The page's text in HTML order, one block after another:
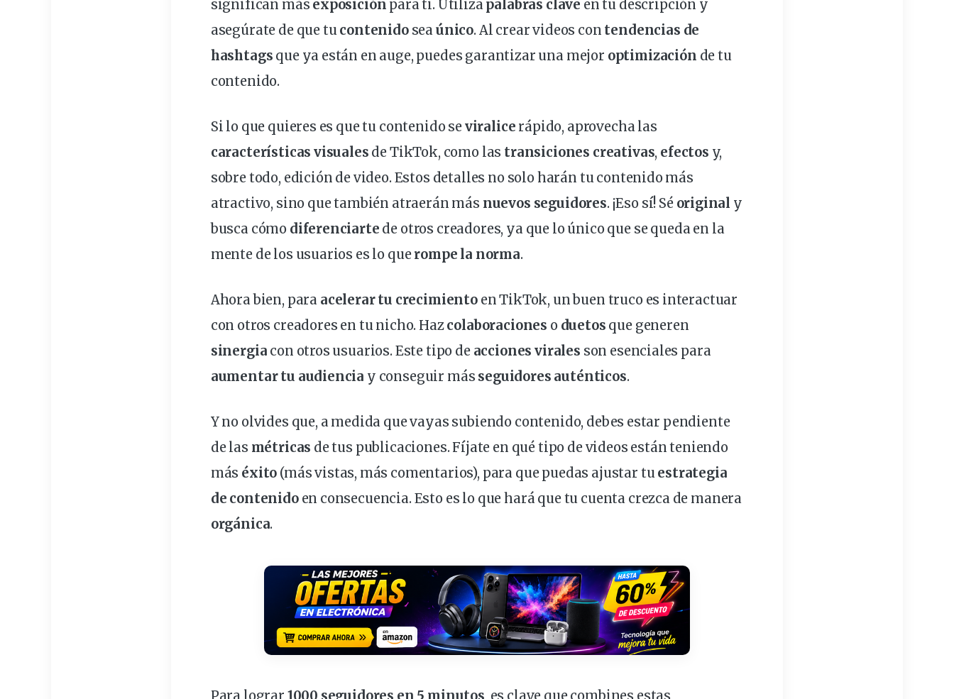
significan más exposición para ti. Utilizapalabras clave en tu descripción y
asegúrate de que tucontenidoseaúnico. Al crearvideos con tendencias de
hashtags que ya están en auge, puedes garantizar una mejor optimización de tu
contenido.
Si lo que quieres es que tu contenido seviralice rápido, aprovecha las
características visuales de TikTok, como las transiciones creativas, efectos y,
sobre todo, edición de video. Estos detalles no solo harán tu contenido más
atractivo, sino que también atraerán más nuevos seguidores. ¡Eso sí! Sé original y
busca cómo diferenciarte de otros creadores, ya que lo único que se queda en la
mente de los usuarios es lo querompe la norma.
Ahora bien, para acelerar tu crecimientoen TikTok, un buen truco es interactuar
con otros creadores en tu nicho. Hazcolaboraciones o duetos que generen
sinergia con otros usuarios. Este tipo de acciones virales son esenciales para
aumentar tu audiencia y conseguir más seguidores auténticos.
Y no olvides que, a medida que vayas subiendo contenido, debes estar pendiente
de las métricas de tus publicaciones. Fíjate en qué tipo de videos están teniendo
más éxito (más vistas, más comentarios), para que puedas ajustar tuestrategia
de contenidoen consecuencia. Esto es lo que hará que tu cuenta crezca de manera
orgánica.